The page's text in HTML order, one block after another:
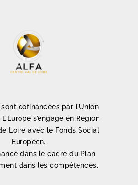
cofinancées par l’Union
s’engage en Région
Loire avec le Fonds Social
Européen.
dans le cadre du Plan
dans les compétences.